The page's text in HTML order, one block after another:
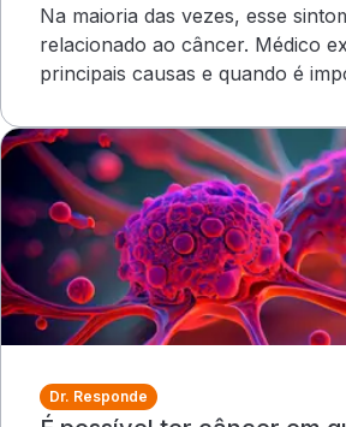
Na maioria das vezes, esse
relacionado ao câncer. Médico
principais causas e quando é
Dr. Responde